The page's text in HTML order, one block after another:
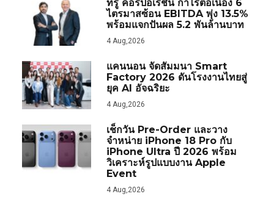
ทรู คอร์ปอเรชั่น กำไรต่อเนื่อง 6
ไตรมาสซ้อน EBITDA พุ่ง 13.5%
พร้อมแจกปันผล 5.2 พันล้านบาท
4 Aug,2026
แคนนอน จัดสัมมนา Smart
Factory 2026 ดันโรงงานไทยสู่
ยุค AI อัจฉริยะ
4 Aug,2026
เช็กวัน Pre-Order และวาง
จำหน่าย iPhone 18 Pro กับ
iPhone Ultra ปี 2026 พร้อม
วิเคราะห์รูปแบบงาน Apple
Event
4 Aug,2026